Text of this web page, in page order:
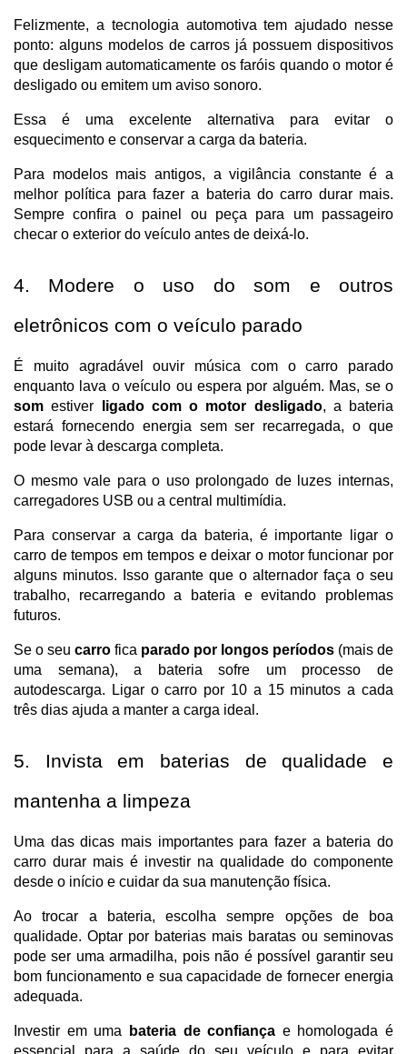
Felizmente, a tecnologia automotiva tem ajudado nesse
ponto: alguns modelos de carros já possuem dispositivos
que desligam automaticamente os faróis quando o motor é
desligado ou emitem um aviso sonoro.
Essa é uma excelente alternativa para evitar o
esquecimento e conservar a carga da bateria.
Para modelos mais antigos, a vigilância constante é a
melhor política para fazer a bateria do carro durar mais.
Sempre confira o painel ou peça para um passageiro
checar o exterior do veículo antes de deixá-lo.
4. Modere o uso do som e outros
eletrônicos com o veículo parado
É muito agradável ouvir música com o carro parado
som estiver ligado com o motor desligado, a bateria
estará fornecendo energia sem ser recarregada, o que
pode levar à descarga completa.
O mesmo vale para o uso prolongado de luzes internas,
carregadores USB ou a central multimídia.
Para conservar a carga da bateria, é importante ligar o
carro de tempos em tempos e deixar o motor funcionar por
alguns minutos. Isso garante que o alternador faça o seu
trabalho, recarregando a bateria e evitando problemas
futuros.
Se o seu carro fica parado por longos períodos (mais de
uma semana), a bateria sofre um processo de
autodescarga. Ligar o carro por 10 a 15 minutos a cada
três dias ajuda a manter a carga ideal.
5. Invista em baterias de qualidade e
mantenha a limpeza
Uma das dicas mais importantes para fazer a bateria do
carro durar mais é investir na qualidade do componente
desde o início e cuidar da sua manutenção física.
Ao trocar a bateria, escolha sempre opções de boa
qualidade. Optar por baterias mais baratas ou seminovas
pode ser uma armadilha, pois não é possível garantir seu
bom funcionamento e sua capacidade de fornecer energia
adequada.
Investir em uma bateria de confiança e homologada é
essencial para a saúde do seu veículo e para evitar